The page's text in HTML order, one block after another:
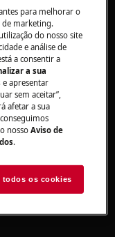
pesados é
a movê-
todo o tempo
de
para melhorar o
de marketing.
do nosso site
e análise de
a consentir a
a sua
e apresentar
sem aceitar”,
afetar a sua
nossoAviso de
.
todos os cookies